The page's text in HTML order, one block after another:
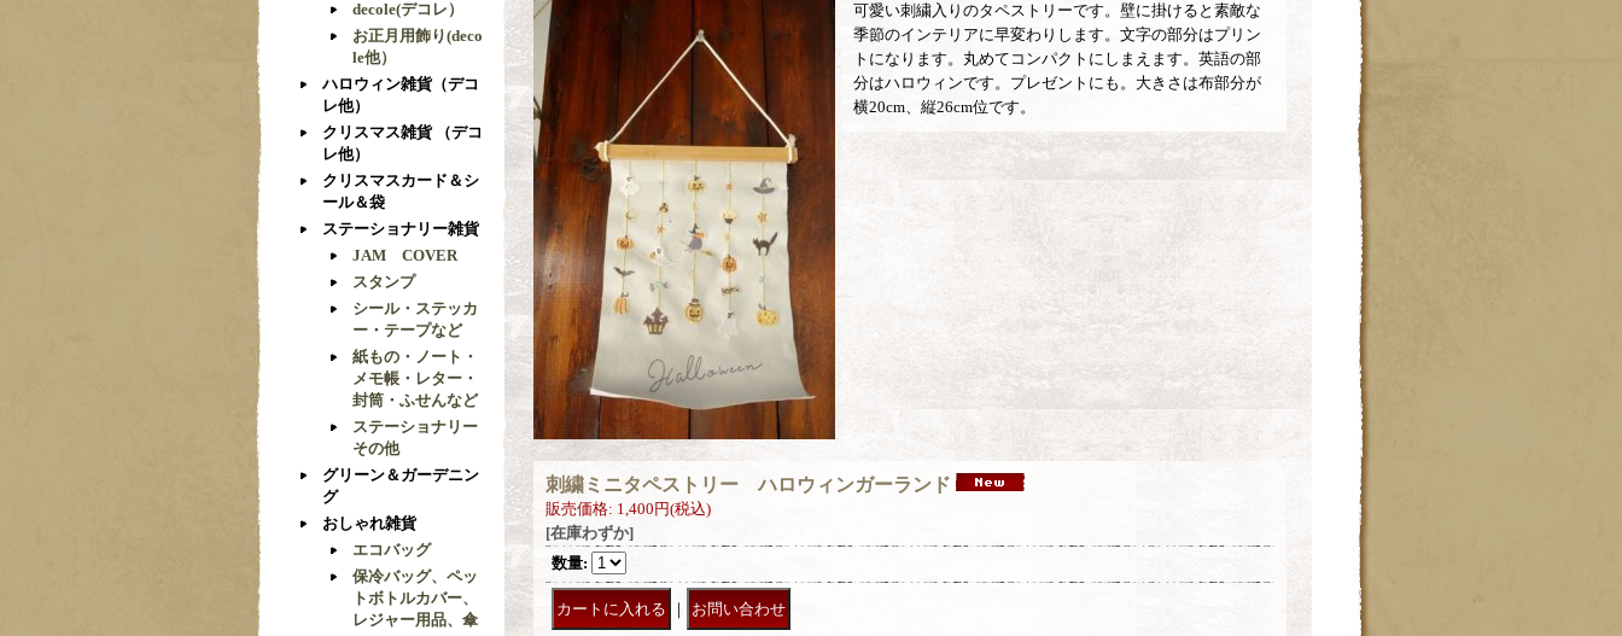
decole(デコレ）
お正月用飾り(deco
le他）
ハロウィン雑貨（デコ
レ他）
クリスマス雑貨 （デコ
レ他）
クリスマスカード＆シ
ール＆袋
ステーショナリー雑貨
JAM COVER
スタンプ
シール・ステッカ
ー・テープなど
紙もの・ノート・
メモ帳・レター・
封筒・ふせんなど
ステーショナリー
その他
グリーン＆ガーデニン
グ
おしゃれ雑貨
エコバッグ
保冷バッグ、ペッ
トボトルカバー、
レジャー用品、傘
可愛い刺繍入りのタペストリーです。壁に掛けると素敵な
季節のインテリアに早変わりします。文字の部分はプリン
トになります。丸めてコンパクトにしまえます。英語の部
分はハロウィンです。プレゼントにも。大きさは布部分が
横20cm、縦26cm位です。
刺繍ミニタペストリー ハロウィンガーランド
販売価格: 1,400円(税込)
[在庫わずか]
数量:
｜